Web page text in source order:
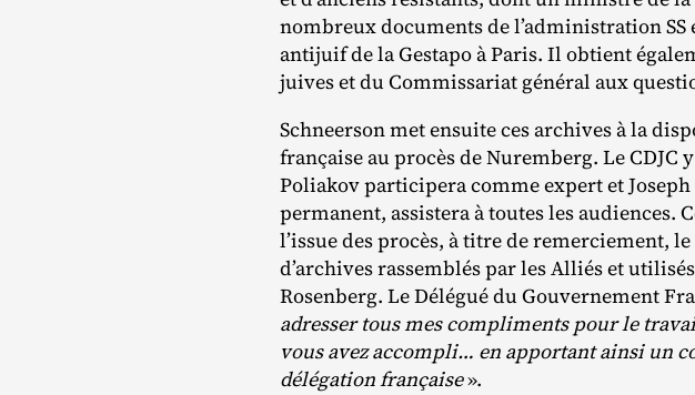
nombreux documents de l’administration
antijuif de la Gestapo à Paris. Il obtient
juives et du Commissariat général aux
Schneerson met ensuite ces archives à la
française au procès de Nuremberg. Le
Poliakov participera comme expert et
permanent, assistera à toutes les audiences.
l’issue des procès, à titre de remerciement,
d’archives rassemblés par les Alliés et
Rosenberg. Le Délégué du Gouvernement
adresser tous mes compliments pour le
vous avez accompli… en apportant ainsi un
délégation française».